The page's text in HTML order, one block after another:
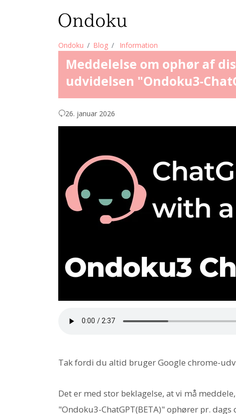
Ondoku Blog Information
Meddelelse om ophør af
udvidelsen "Ondoku3-
26. januar 2026
Tak fordi du altid bruger Google chrome-
Det er med stor beklagelse, at vi må
"Ondoku3-ChatGPT(BETA)" ophører pr. dags